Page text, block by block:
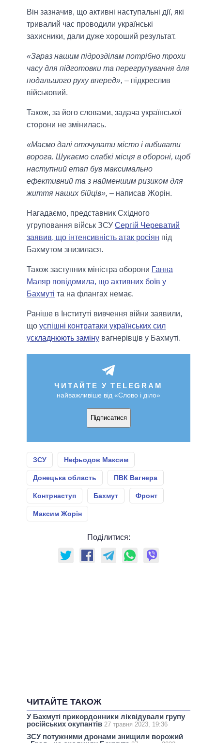
Він зазначив, що активні наступальні дії, які
тривалий час проводили українські
захисники, дали дуже хороший результат.
«Зараз нашим підрозділам потрібно трохи
часу для підготовки та перегрупування для
подальшого руху вперед», – підкреслив
військовий.
Також, за його словами, задача української
сторони не змінилась.
«Маємо далі оточувати місто і вибивати
ворога. Шукаємо слабкі місця в обороні, щоб
наступний етап був максимально
ефективний та з найменшим ризиком для
життя наших бійців», – написав Жорін.
Нагадаємо, представник Східного
угруповання військ ЗСУ Сергій Череватий
заявив, що інтенсивність атак росіян під
Бахмутом знизилася.
Також заступник міністра оборони Ганна
Маляр повідомила, що активних боїв у
Бахмуті та на флангах немає.
Раніше в Інституті вивчення війни заявили,
що успішні контратаки українських сил
ускладнюють заміну вагнерівців у Бахмуті.
ЧИТАЙТЕ У TELEGRAM
найважливіше від «Слово і діло»
Підписатися
ЗСУ Нефьодов Максим
Донецька область ПВК Вагнера
Контрнаступ Бахмут Фронт
Максим Жорін
Поділитися:
ЧИТАЙТЕ ТАКОЖ
У Бахмуті прикордонники ліквідували групу
російських окупантів 27 травня 2023, 19:36
ЗСУ потужними дронами знищили ворожий